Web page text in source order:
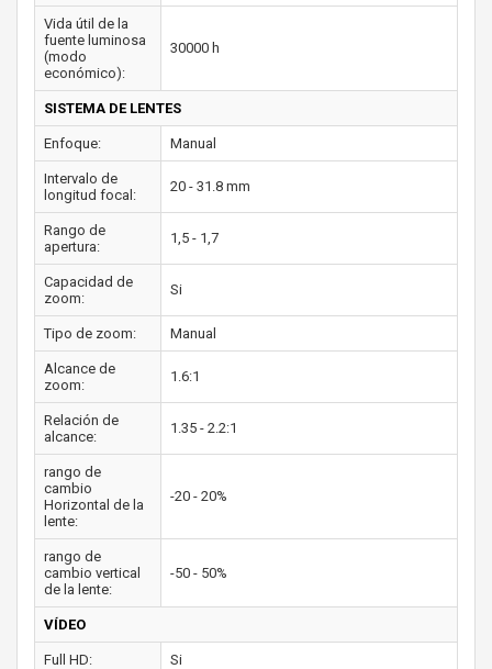
Vida útil de la
fuente luminosa
(modo
económico):
30000 h
SISTEMA DE LENTES
Enfoque: Manual
Intervalo de
longitud focal:
20 - 31.8 mm
Rango de
apertura:
1,5 - 1,7
Capacidad de
zoom:
Si
Tipo de zoom: Manual
Alcance de
zoom:
1.6:1
Relación de
alcance:
1.35 - 2.2:1
rango de
cambio
Horizontal de la
lente:
-20 - 20%
rango de
cambio vertical
de la lente:
-50 - 50%
VÍDEO
Full HD: Si